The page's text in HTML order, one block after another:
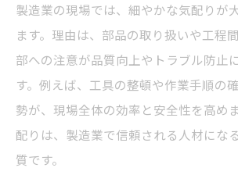
製造業の現場では、細やかな気配りが
ます。理由は、部品の取り扱いや工程
部への注意が品質向上やトラブル防止
す。例えば、工具の整頓や作業手順の
勢が、現場全体の効率と安全性を高め
配りは、製造業で信頼される人材にな
質です。